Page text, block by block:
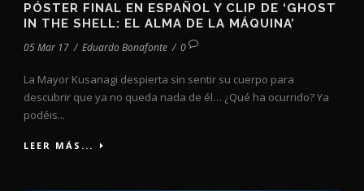
PÓSTER FINAL EN ESPAÑOL Y CLIP DE ‘GHOST
IN THE SHELL: EL ALMA DE LA MÁQUINA’
05 Mar 17 / Eduardo Bonafonte / 0
La Mayor Kusanagi despierta sin sentir su cuerpo para
descubrir que ya no queda nada de él… ¿Qué ha ocurrido? Ya
podéis...
LEER MÁS...